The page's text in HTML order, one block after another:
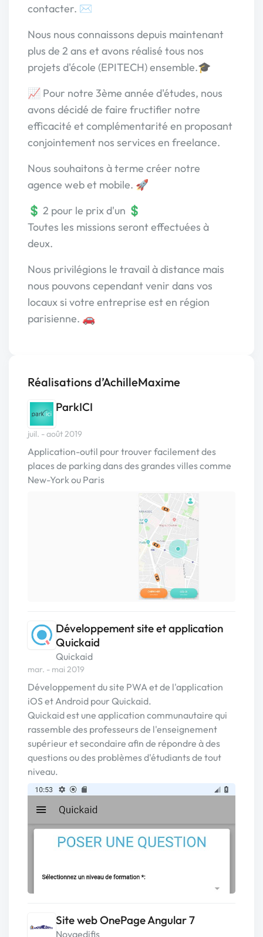
contacter. ✉️
Nous nous connaissons depuis maintenant
plus de 2 ans et avons réalisé tous nos
projets d'école (EPITECH) ensemble.🎓
📈 Pour notre 3ème année d'études, nous
avons décidé de faire fructifier notre
efficacité et complémentarité en proposant
conjointement nos services en freelance.
Nous souhaitons à terme créer notre
agence web et mobile. 🚀
💲 2 pour le prix d'un 💲
Toutes les missions seront effectuées à
deux.
Nous privilégions le travail à distance mais
nous pouvons cependant venir dans vos
locaux si votre entreprise est en région
parisienne. 🚗
Réalisations d’AchilleMaxime
ParkICI
juil. - août 2019
Application-outil pour trouver facilement des
places de parking dans des grandes villes comme
New-York ou Paris
Développement site et application
Quickaid
Quickaid
mar. - mai 2019
Développement du site PWA et de l'application
iOS et Android pour Quickaid.
Quickaid est une application communautaire qui
rassemble des professeurs de l'enseignement
supérieur et secondaire afin de répondre à des
questions ou des problèmes d'étudiants de tout
niveau.
Site web OnePage Angular 7
Novaedifis